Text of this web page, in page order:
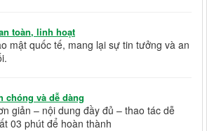
toàn, linh hoạt
mật quốc tế, mang lại sự tin tưởng và an
chóng và dễ dàng
giản – nội dung đầy đủ – thao tác dễ
03 phút để hoàn thành